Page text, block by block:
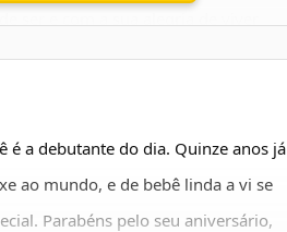
filha.
é a debutante do dia. Quinze anos já
ao mundo, e de bebê linda a vi se
Parabéns pelo seu aniversário,